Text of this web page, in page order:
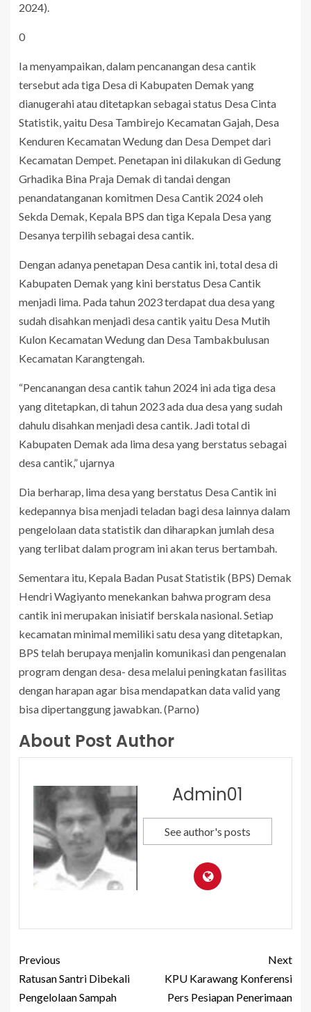
2024).
0
Ia menyampaikan, dalam pencanangan desa cantik
tersebut ada tiga Desa di Kabupaten Demak yang
dianugerahi atau ditetapkan sebagai status Desa Cinta
Statistik, yaitu Desa Tambirejo Kecamatan Gajah, Desa
Kenduren Kecamatan Wedung dan Desa Dempet dari
Kecamatan Dempet. Penetapan ini dilakukan di Gedung
Grhadika Bina Praja Demak di tandai dengan
penandatanganan komitmen Desa Cantik 2024 oleh
Sekda Demak, Kepala BPS dan tiga Kepala Desa yang
Desanya terpilih sebagai desa cantik.
Dengan adanya penetapan Desa cantik ini, total desa di
Kabupaten Demak yang kini berstatus Desa Cantik
menjadi lima. Pada tahun 2023 terdapat dua desa yang
sudah disahkan menjadi desa cantik yaitu Desa Mutih
Kulon Kecamatan Wedung dan Desa Tambakbulusan
Kecamatan Karangtengah.
“Pencanangan desa cantik tahun 2024 ini ada tiga desa
yang ditetapkan, di tahun 2023 ada dua desa yang sudah
dahulu disahkan menjadi desa cantik. Jadi total di
Kabupaten Demak ada lima desa yang berstatus sebagai
desa cantik,” ujarnya
Dia berharap, lima desa yang berstatus Desa Cantik ini
kedepannya bisa menjadi teladan bagi desa lainnya dalam
pengelolaan data statistik dan diharapkan jumlah desa
yang terlibat dalam program ini akan terus bertambah.
Sementara itu, Kepala Badan Pusat Statistik (BPS) Demak
Hendri Wagiyanto menekankan bahwa program desa
cantik ini merupakan inisiatif berskala nasional. Setiap
kecamatan minimal memiliki satu desa yang ditetapkan,
BPS telah berupaya menjalin komunikasi dan pengenalan
program dengan desa- desa melalui peningkatan fasilitas
dengan harapan agar bisa mendapatkan data valid yang
bisa dipertanggung jawabkan. (Parno)
About Post Author
Admin01
See author's posts
Previous
Ratusan Santri Dibekali
Pengelolaan Sampah
Next
KPU Karawang Konferensi
Pers Pesiapan Penerimaan